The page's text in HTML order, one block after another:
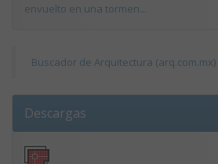
envuelto en una tormen...
Buscador de Arquitectura (arq.com.mx)
Descargas